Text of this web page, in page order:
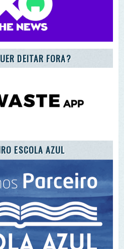
DA TERRA